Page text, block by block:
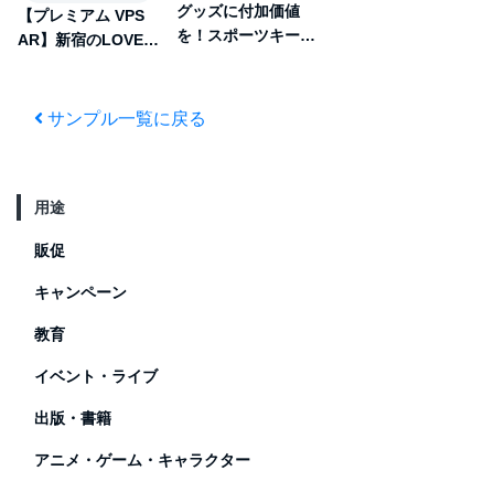
【プレミアム VPS
AR】新宿のLOVEオ
グッズに付加価値
を！スポーツキーホ
サンプル一覧に戻る
用途
販促
キャンペーン
教育
イベント・ライブ
出版・書籍
アニメ・ゲーム・キャラクター